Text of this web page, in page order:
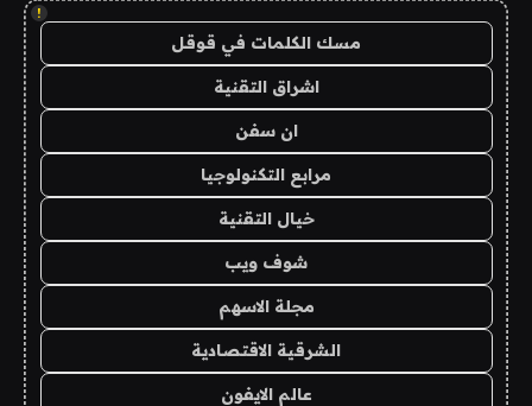
!
مسك الكلمات في قوقل
اشراق التقنية
ان سفن
مرابع التكنولوجيا
خيال التقنية
شوف ويب
مجلة الاسهم
الشرقية الاقتصادية
عالم الايفون